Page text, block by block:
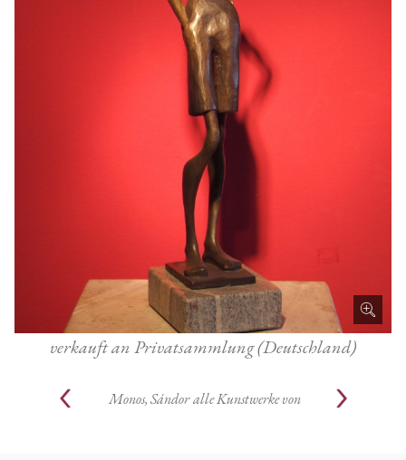
verkauft an Privatsammlung (Deutschland)
Monos, Sándoralle Kunstwerke von